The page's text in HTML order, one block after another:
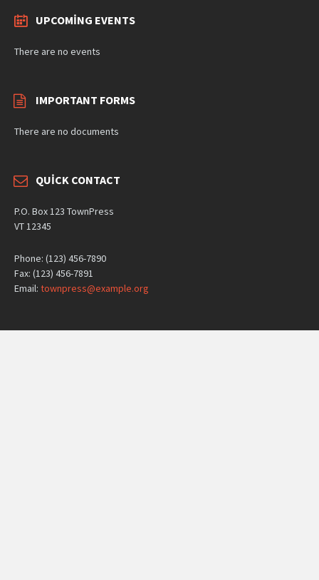
UPCOMING EVENTS
There are no events
IMPORTANT FORMS
There are no documents
QUICK CONTACT
P.O. Box 123 TownPress
VT 12345
Phone: (123) 456-7890
Fax: (123) 456-7891
Email: townpress@example.org